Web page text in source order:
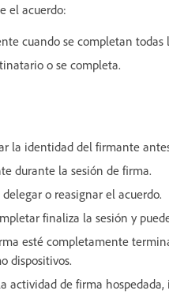
el acuerdo:
cuando se completan todas
o se completa.
la identidad del firmante
durante la sesión de firma.
o reasignar el acuerdo.
finaliza la sesión y
esté completamente
dispositivos.
actividad de firma